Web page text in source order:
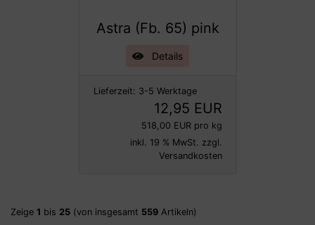
Astra (Fb. 65) pink
Details
Lieferzeit: 3-5 Werktage
12,95 EUR
518,00 EUR pro kg
inkl. 19 % MwSt. zzgl.
Versandkosten
Zeige 1 bis 25 (von insgesamt 559 Artikeln)